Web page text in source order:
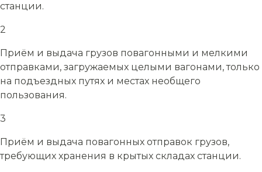
станции.
2
Приём и выдача грузов повагонными и мелкими
отправками, загружаемых целыми вагонами, только
на подъездных путях и местах необщего
пользования.
3
Приём и выдача повагонных отправок грузов,
требующих хранения в крытых складах станции.